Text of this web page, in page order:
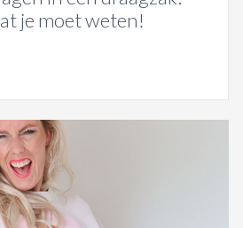
je moet weten!